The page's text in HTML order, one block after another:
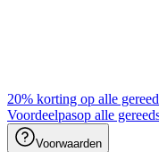
20% korting op alle
Voordeelpasop alle
Voorwaarden